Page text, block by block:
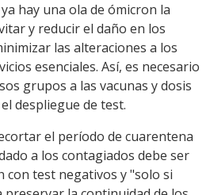
hay una ola de ómicron la
y reducir el daño en los
las alteraciones a los
esenciales. Así, es necesario
grupos a las vacunas y dosis
despliegue de test.
el período de cuarentena
a los contagiados debe ser
con test negativos y "solo si